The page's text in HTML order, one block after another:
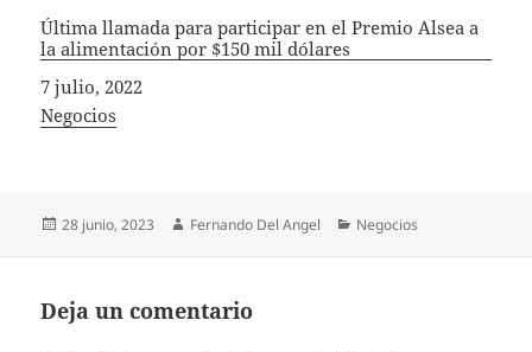
Última llamada para participar en el Premio Alsea a
la alimentación por $150 mil dólares
Fecha
7 julio, 2022
In relation to
Negocios
Publicado
28 junio, 2023 Autor
Fernando Del Angel Categorías
Negocios
Deja un comentario